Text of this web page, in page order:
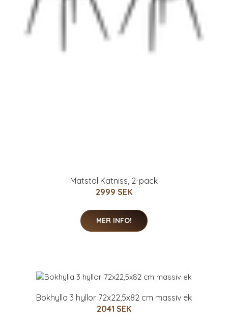
Matstol Katniss, 2-pack
2999 SEK
MER INFO!
Bokhylla 3 hyllor 72x22,5x82 cm massiv ek
2041 SEK